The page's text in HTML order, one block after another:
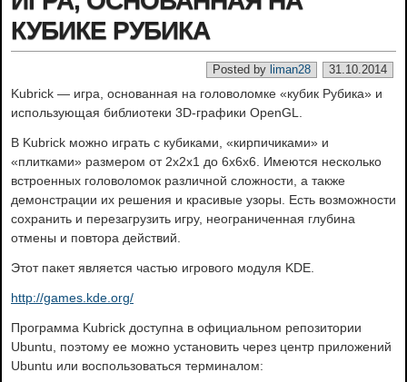
КУБИКЕ РУБИКА
31.10.2014
Posted by liman28
Kubrick — игра, основанная на головоломке «кубик Рубика» и
использующая библиотеки 3D-графики OpenGL.
В Kubrick можно играть с кубиками, «кирпичиками» и
«плитками» размером от 2x2x1 до 6x6x6. Имеются несколько
встроенных головоломок различной сложности, а также
демонстрации их решения и красивые узоры. Есть возможности
сохранить и перезагрузить игру, неограниченная глубина
отмены и повтора действий.
Этот пакет является частью игрового модуля KDE.
http://games.kde.org/
Программа Kubrick доступна в официальном репозитории
Ubuntu, поэтому ее можно установить через центр приложений
Ubuntu или воспользоваться терминалом: